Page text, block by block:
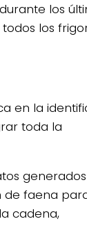
los
los
en la
toda la
de faena
cadena,